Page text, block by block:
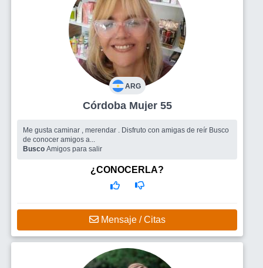
ARG
Córdoba Mujer 55
Me gusta caminar , merendar . Disfruto con amigas de reír Busco
de conocer amigos a...
Busco Amigos para salir
¿CONOCERLA?
Mensaje / Citas